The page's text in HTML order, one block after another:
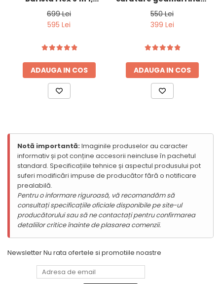
Telefoane Mobile Ulefone
Tablete Ulefone
Casti Audio Ulefone
Produse Doogee
Telefoane Mobile Doogee
Telefoane Mobile Hotwav
Produse Unihertz
Telefoane Mobile Unihertz
Tablete Unihertz
Produse Blackview
Telefoane Mobile Blackview
Tablete Blackview
Produse Fossibot
Telefoane Mobile Fossibot
Tablete Fossibot
Rezultatul? Haine curate, uscate mai repede și economie
🧺 Programe inteligente
Standard– pentru spălarea zilnică.
Quick Wash– rufe curate în câteva minute.
Heavy– articole groase și voluminoase.
Child– delicat cu țesăturile sensibile.
Air Dry&Self Cleaning– uscare și întreținere
automate.
Pompă Ulka 19 Bar,
Rezervor Apa 1.2L, Ecran
Tactil, Sistem Încălzire
Compatibil cu Cafea
Măcinată - Capsule -
Paduri, Duza Abur, Inox
699 Lei
595 Lei
ADAUGA IN COS
Smart Window Robot 3
PRO
550 Lei
399 Lei
ADAUGA IN COS
Notă importantă:Imaginile produselor au caracter
informativ și pot conține accesorii neincluse în pachetul
standard. Specificațiile tehnice și aspectul produsului pot
suferi modificări impuse de producător fără o notificare
prealabilă.
Pentru o informare riguroasă, vă recomandăm să
consultați specificațiile oficiale disponibile pe site-ul
producătorului sau să ne contactați pentru confirmarea
detaliilor critice înainte de plasarea comenzii.
NewsletterNu rata ofertele si promotiile noastre